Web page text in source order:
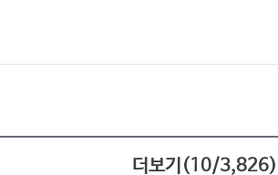
더보기(10/3,826)